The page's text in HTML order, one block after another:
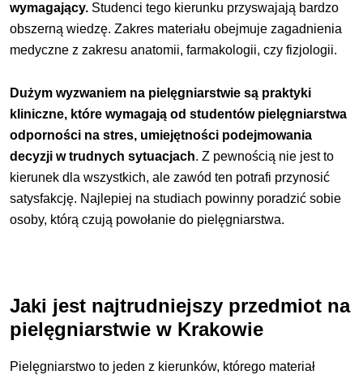
wymagający. Studenci tego kierunku przyswajają bardzo
obszerną wiedzę. Zakres materiału obejmuje zagadnienia
medyczne z zakresu anatomii, farmakologii, czy fizjologii.
Dużym wyzwaniem na pielęgniarstwie są praktyki
kliniczne, które wymagają od studentów pielęgniarstwa
odporności na stres, umiejętności podejmowania
decyzji w trudnych sytuacjach. Z pewnością nie jest to
kierunek dla wszystkich, ale zawód ten potrafi przynosić
satysfakcję. Najlepiej na studiach powinny poradzić sobie
osoby, którą czują powołanie do pielęgniarstwa.
Jaki jest najtrudniejszy przedmiot na
pielęgniarstwie w Krakowie
Pielęgniarstwo to jeden z kierunków, którego materiał